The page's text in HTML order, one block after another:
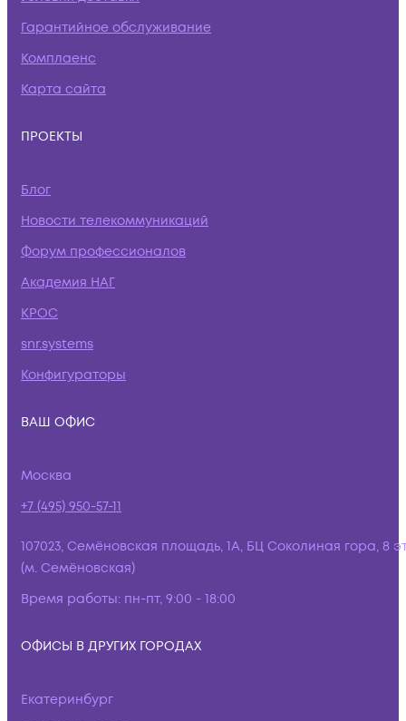
Гарантийное обслуживание
Комплаенс
Карта сайта
ПРОЕКТЫ
Блог
Новости телекоммуникаций
Форум профессионалов
Академия НАГ
КРОС
snr.systems
Конфигураторы
ВАШ ОФИС
Москва
+7 (495) 950-57-11
107023, Семёновская площадь, 1А, БЦ Соколиная гора, 8
(м. Семёновская)
Время работы: пн-пт, 9:00 - 18:00
ОФИСЫ В ДРУГИХ ГОРОДАХ
Екатеринбург